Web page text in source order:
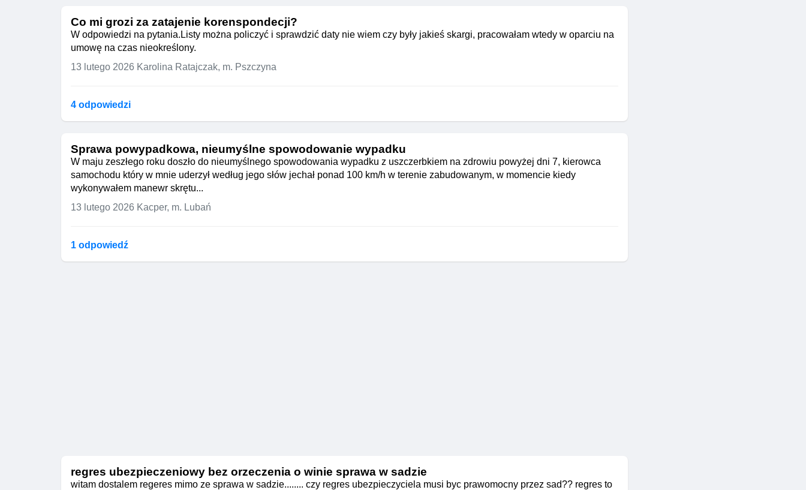
Co mi grozi za zatajenie korenspondecji?
W odpowiedzi na pytania.Listy można policzyć i sprawdzić daty nie wiem czy były jakieś skargi, pracowałam wtedy w oparciu na
umowę na czas nieokreślony.
13 lutego 2026 Karolina Ratajczak, m. Pszczyna
4 odpowiedzi
Sprawa powypadkowa, nieumyślne spowodowanie wypadku
W maju zeszłego roku doszło do nieumyślnego spowodowania wypadku z uszczerbkiem na zdrowiu powyżej dni 7, kierowca
samochodu który w mnie uderzył według jego słów jechał ponad 100 km/h w terenie zabudowanym, w momencie kiedy
wykonywałem manewr skrętu...
13 lutego 2026 Kacper, m. Lubań
1 odpowiedź
regres ubezpieczeniowy bez orzeczenia o winie sprawa w sadzie
witam dostalem regeres mimo ze sprawa w sadzie........ czy regres ubezpieczyciela musi byc prawomocny przez sad?? regres to